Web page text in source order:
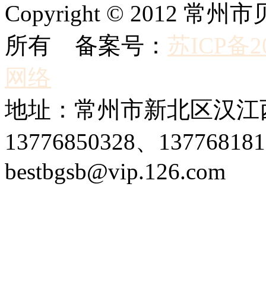
Copyright © 2012 常州
所有 备案号： 苏ICP备
网络
地址：常州市新北区汉
13776850328、
bestbgsb@vip.126.com